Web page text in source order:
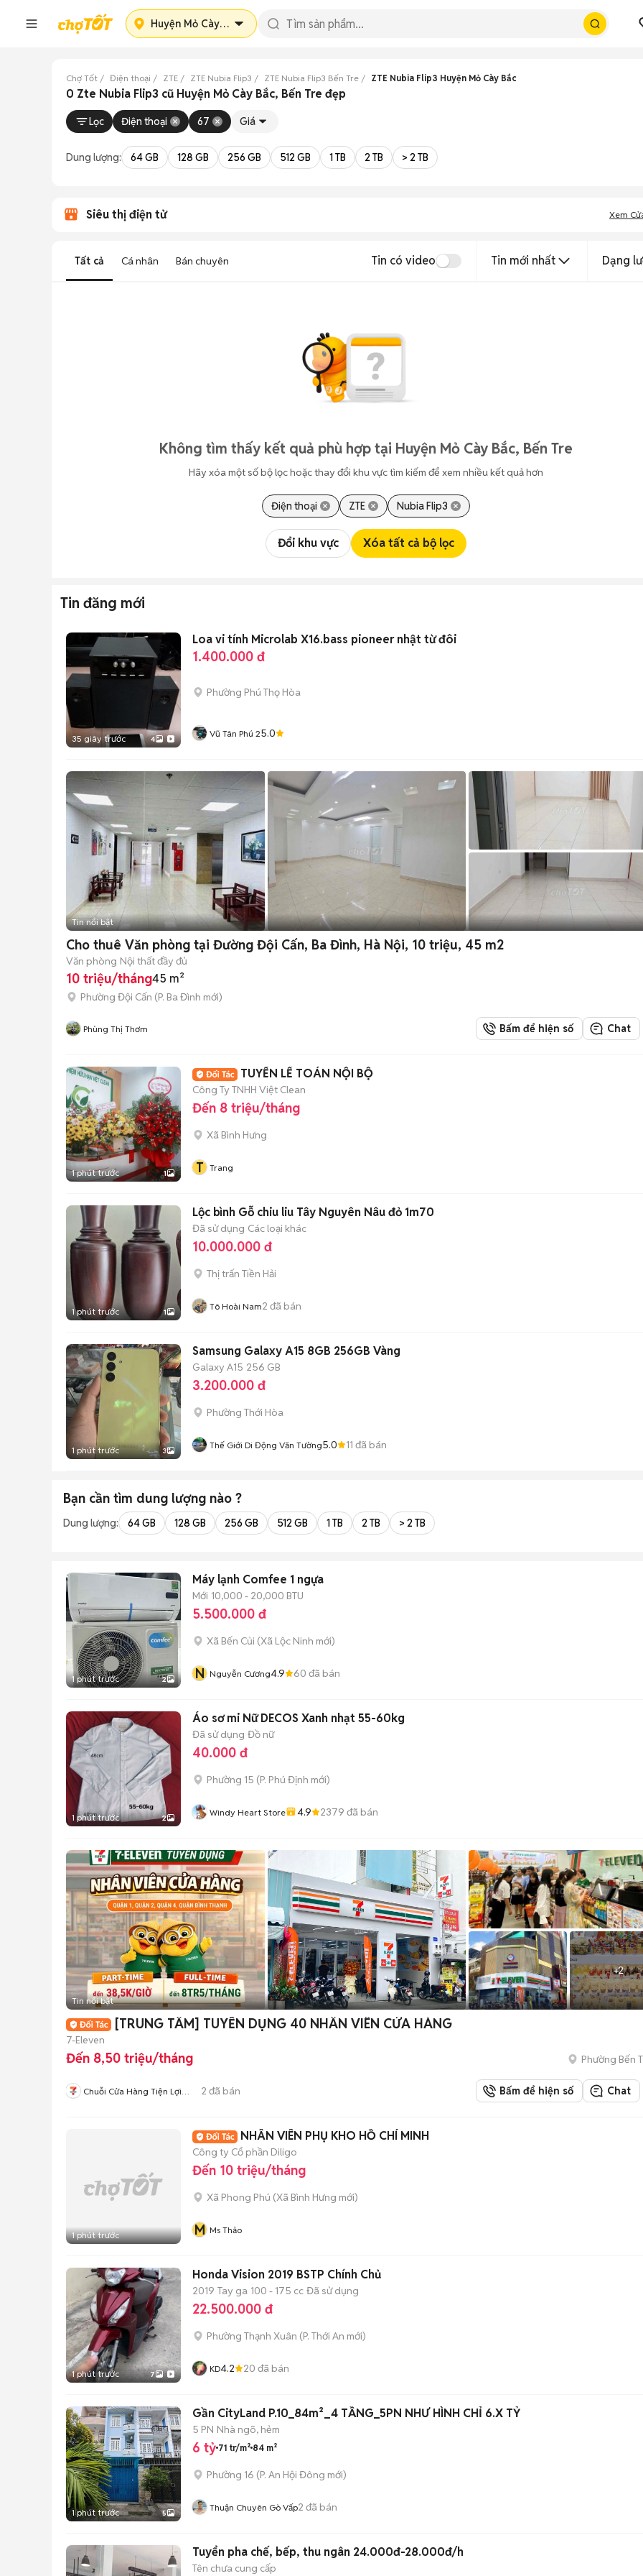
Huyện Mỏ Cày Bắc
Chợ Tốt Điện thoại ZTE ZTE Nubia Flip3 ZTE Nubia Flip3 Bến Tre ZTE Nubia Flip3 Huyện Mỏ Cày Bắc
0 Zte Nubia Flip3 cũ Huyện Mỏ Cày Bắc, Bến Tre đẹp
Lọc Điện thoại 67 Giá
Dung lượng: 64 GB 128 GB 256 GB 512 GB 1 TB 2 TB > 2 TB
Siêu thị điện tử Xem
Tất cả Cá nhân Bán chuyên Tin có video Tin mới nhất Dạng
Không tìm thấy kết quả phù hợp tại Huyện Mỏ Cày Bắc, Bến Tre
Hãy xóa một số bộ lọc hoặc thay đổi khu vực tìm kiếm để xem nhiều kết quả hơn
Điện thoại ZTE Nubia Flip3
Đổi khu vực Xóa tất cả bộ lọc
Tin đăng mới
35 giây trước 4
Loa vi tính Microlab X16.bass pioneer nhật từ đôi
1.400.000 đ
Phường Phú Thọ Hòa
Vũ Tân Phú 25.0
Tin nổi bật
Cho thuê Văn phòng tại Đường Đội Cấn, Ba Đình, Hà Nội, 10 triệu, 45 m2
Văn phòng Nội thất đầy đủ
10 triệu/tháng45 m²
Phường Đội Cấn (P. Ba Đình mới)
Phùng Thị Thơm Bấm để hiện số Chat
1 phút trước 1
TUYỂN LẾ TOÁN NỘI BỘ
Công Ty TNHH Việt Clean
Đến 8 triệu/tháng
Xã Bình Hưng
T Trang
1 phút trước 1
Lộc bình Gỗ chiu liu Tây Nguyên Nâu đỏ 1m70
Đã sử dụng Các loại khác
10.000.000 đ
Thị trấn Tiền Hải
Tô Hoài Nam2 đã bán
1 phút trước 3
Samsung Galaxy A15 8GB 256GB Vàng
Galaxy A15 256 GB
3.200.000 đ
Phường Thới Hòa
Thế Giới Di Động Văn Tường5.0 11 đã bán
Bạn cần tìm dung lượng nào ?
Dung lượng: 64 GB 128 GB 256 GB 512 GB 1 TB 2 TB > 2 TB
1 phút trước 2
Máy lạnh Comfee 1 ngựa
Mới 10,000 - 20,000 BTU
5.500.000 đ
Xã Bến Củi (Xã Lộc Ninh mới)
N Nguyễn Cương4.9 60 đã bán
1 phút trước 2
Áo sơ mi Nữ DECOS Xanh nhạt 55-60kg
Đã sử dụng Đồ nữ
40.000 đ
Phường 15 (P. Phú Định mới)
Windy Heart Store 4.9 2379 đã bán
+2
Tin nổi bật
[TRUNG TÂM] TUYỂN DỤNG 40 NHÂN VIÊN CỬA HÀNG
7-Eleven
Đến 8,50 triệu/tháng Phường Bến
Chuỗi Cửa Hàng Tiện Lợi
2 đã bán Bấm để hiện số Chat
1 phút trước
NHÂN VIÊN PHỤ KHO HỒ CHÍ MINH
Công ty Cổ phần Diligo
Đến 10 triệu/tháng
Xã Phong Phú (Xã Bình Hưng mới)
M Ms Thảo
1 phút trước 7
Honda Vision 2019 BSTP Chính Chủ
2019 Tay ga 100 - 175 cc Đã sử dụng
22.500.000 đ
Phường Thạnh Xuân (P. Thới An mới)
KD4.2 20 đã bán
1 phút trước 5
Gần CityLand P.10_84m²_4 TẦNG_5PN NHƯ HÌNH CHỈ 6.X TỶ
5 PN Nhà ngõ, hẻm
6 tỷ 71 tr/m² 84 m²
Phường 16 (P. An Hội Đông mới)
Thuận Chuyên Gò Vấp2 đã bán
Tuyển pha chế, bếp, thu ngân 24.000đ-28.000đ/h
Tên chưa cung cấp